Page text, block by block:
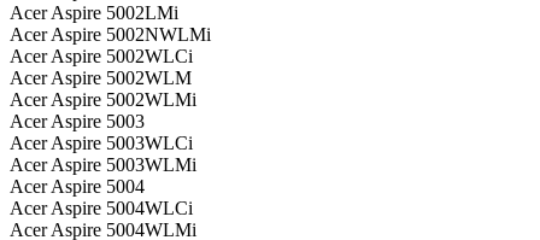
Acer Aspire 5002LMi
Acer Aspire 5002NWLMi
Acer Aspire 5002WLCi
Acer Aspire 5002WLM
Acer Aspire 5002WLMi
Acer Aspire 5003
Acer Aspire 5003WLCi
Acer Aspire 5003WLMi
Acer Aspire 5004
Acer Aspire 5004WLCi
Acer Aspire 5004WLMi